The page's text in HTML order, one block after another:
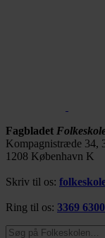
Fagbladet
Kompagnistræde 34,
1208 København K
Skriv til os:
Ring til os: 3369 6300
Søg på Folkeskolen…